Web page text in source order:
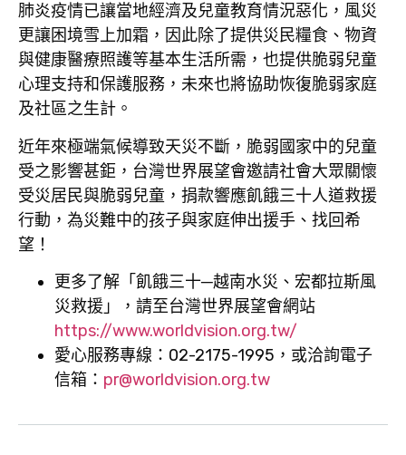
肺炎疫情已讓當地經濟及兒童教育情況惡化，風災
更讓困境雪上加霜，因此除了提供災民糧食、物資
與健康醫療照護等基本生活所需，也提供脆弱兒童
心理支持和保護服務，未來也將協助恢復脆弱家庭
及社區之生計。
近年來極端氣候導致天災不斷，脆弱國家中的兒童
受之影響甚鉅，台灣世界展望會邀請社會大眾關懷
受災居民與脆弱兒童，捐款響應飢餓三十人道救援
行動，為災難中的孩子與家庭伸出援手、找回希
望！
更多了解「飢餓三十─越南水災、宏都拉斯風
災救援」，請至台灣世界展望會網站
https://www.worldvision.org.tw/
愛心服務專線：02-2175-1995 ，或洽詢電子
信箱： pr@worldvision.org.tw